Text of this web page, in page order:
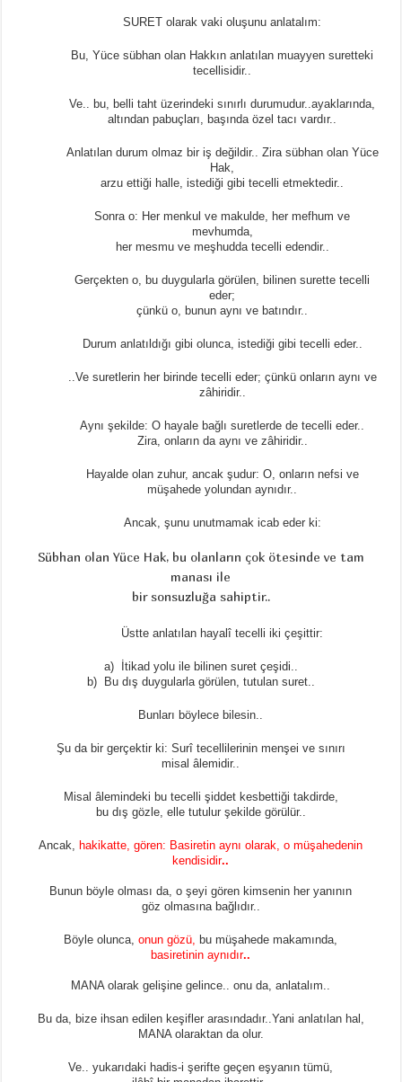
SURET olarak vaki oluşunu anlatalım:
Bu, Yüce sübhan olan Hakkın anlatılan muayyen suretteki
tecellisidir..
Ve.. bu, belli taht üzerindeki sınırlı durumudur..ayaklarında,
altından pabuçları, başında özel tacı vardır..
Anlatılan durum olmaz bir iş değildir.. Zira sübhan olan Yüce
Hak,
arzu ettiği halle, istediği gibi tecelli etmektedir..
Sonra o: Her menkul ve makulde, her mefhum ve
mevhumda,
her mesmu ve meşhudda tecelli edendir..
Gerçekten o, bu duygularla görülen, bilinen surette tecelli
eder;
çünkü o, bunun aynı ve batındır..
Durum anlatıldığı gibi olunca, istediği gibi tecelli eder..
..Ve suretlerin her birinde tecelli eder; çünkü onların aynı ve
zâhiridir..
Aynı şekilde: O hayale bağlı suretlerde de tecelli eder..
Zira, onların da aynı ve zâhiridir..
Hayalde olan zuhur, ancak şudur: O, onların nefsi ve
müşahede yolundan aynıdır..
Ancak, şunu unutmamak icab eder ki:
Sübhan olan Yüce Hak, bu olanların çok ötesinde ve tam
manası ile
bir sonsuzluğa sahiptir..
Üstte anlatılan hayalî tecelli iki çeşittir:
a) İtikad yolu ile bilinen suret çeşidi..
b) Bu dış duygularla görülen, tutulan suret..
Bunları böylece bilesin..
Şu da bir gerçektir ki: Surî tecellilerinin menşei ve sınırı
misal âlemidir..
Misal âlemindeki bu tecelli şiddet kesbettiği takdirde,
bu dış gözle, elle tutulur şekilde görülür..
Ancak, hakikatte, gören: Basiretin aynı olarak, o müşahedenin
kendisidir..
Bunun böyle olması da, o şeyi gören kimsenin her yanının
göz olmasına bağlıdır..
Böyle olunca,onun gözü, bu müşahede makamında,
basiretinin aynıdır..
MANA olarak gelişine gelince.. onu da, anlatalım..
Bu da, bize ihsan edilen keşifler arasındadır..Yani anlatılan hal,
MANA olaraktan da olur.
Ve.. yukarıdaki hadis-i şerifte geçen eşyanın tümü,